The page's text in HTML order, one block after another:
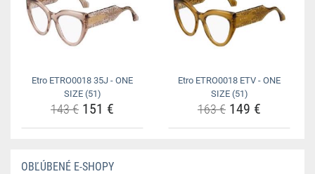
Etro ETRO0018 35J - ONE
SIZE (51)
143 € 151 €
Etro ETRO0018 ETV - ONE
SIZE (51)
163 € 149 €
OBĽÚBENÉ E-SHOPY